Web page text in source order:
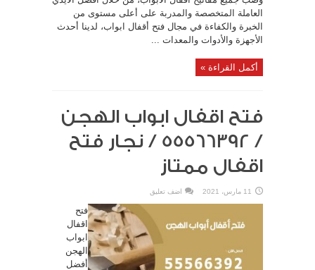
العاملة المتخصصة والمدربة على أعلى مستوى من
الخبرة والكفاءة في مجال فتح أقفال ابواب، لدينا أحدث
الأجهزة والأدوات والمعدات ...
أكمل القراءة »
فتح اقفال ابواب الهجن
/ 55566392 / نجار فتح
اقفال ممتاز
11 مارس، 2021 اضف تعليق
فتح
اقفال
ابواب
الهجن
أفضل